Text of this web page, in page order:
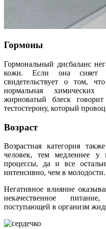
Гормоны
Гормональный дисбаланс
кожи. Если она сияет
свидетельствует о том,
нормальная химических
жирноватый блеск
тестостерону, который
Возраст
Возрастная категория
человек, тем медленнее у
процессы, да и все
интенсивно, чем в молодости.
Негативное влияние
некачественное
поступающей в организм